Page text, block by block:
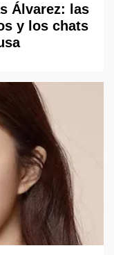
Álvarez: las
y los chats